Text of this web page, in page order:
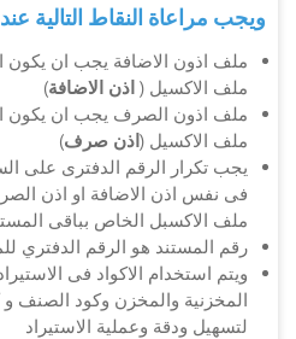
ويجب مراعاة النقاط التالية
ملف اذون الاضافة يجب ان
ملف الاكسيل ( اذن الاضافة)
ملف اذون الصرف يجب ان
ملف الاكسيل (اذن صرف)
يجب تكرار الرقم الدفترى على
فى نفس اذن الاضافة او اذن
ملف الاكسبل الخاص بباقى
رقم المستند هو الرقم الدفتري
ويتم استخدام الاكواد فى
المخزنية والمخزن وكود الصنف
لتسهيل ودقة وعملية الاستيراد